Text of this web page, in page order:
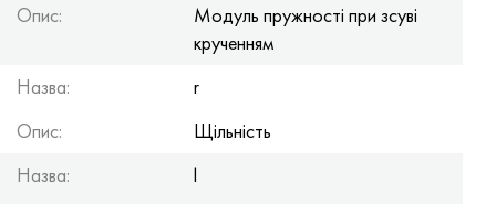
Опис:
Модуль пружності при зсуві
крученням
Назва:
r
Опис:
Щільність
Назва:
l